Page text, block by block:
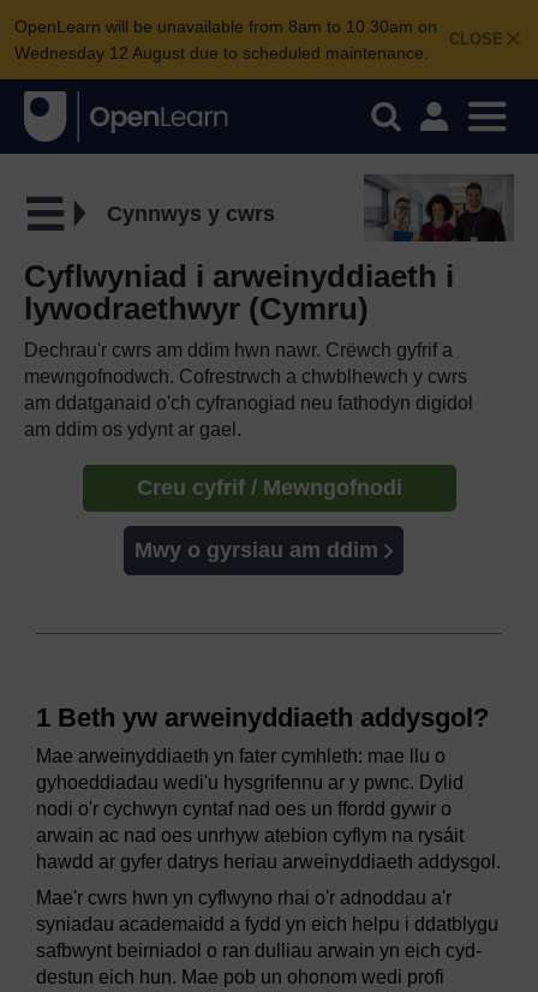
CLOSE
OpenLearn will be unavailable from 8am to 10.30am on
Wednesday 12 August due to scheduled maintenance.
Cynnwys y cwrs
Cyflwyniad i arweinyddiaeth i
lywodraethwyr (Cymru)
Dechrau'r cwrs am ddim hwn nawr. Crëwch gyfrif a
mewngofnodwch. Cofrestrwch a chwblhewch y cwrs
am ddatganaid o'ch cyfranogiad neu fathodyn digidol
am ddim os ydynt ar gael.
Creu cyfrif / Mewngofnodi
Mwy o gyrsiau am ddim
1 Beth yw arweinyddiaeth addysgol?
Mae arweinyddiaeth yn fater cymhleth: mae llu o
gyhoeddiadau wedi'u hysgrifennu ar y pwnc. Dylid
nodi o'r cychwyn cyntaf nad oes un ffordd gywir o
arwain ac nad oes unrhyw atebion cyflym na rysáit
hawdd ar gyfer datrys heriau arweinyddiaeth addysgol.
Mae'r cwrs hwn yn cyflwyno rhai o'r adnoddau a'r
syniadau academaidd a fydd yn eich helpu i ddatblygu
safbwynt beirniadol o ran dulliau arwain yn eich cyd-
destun eich hun. Mae pob un ohonom wedi profi